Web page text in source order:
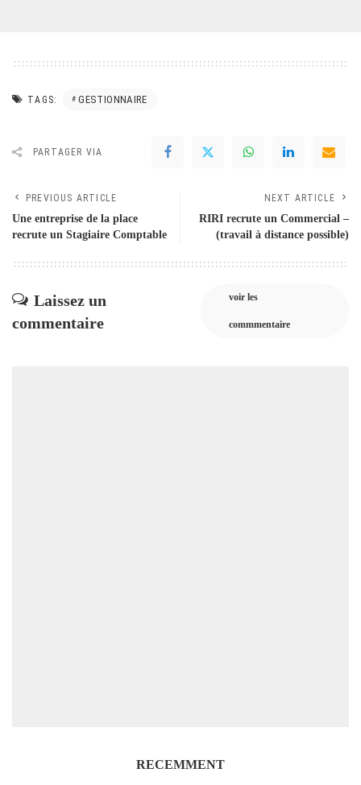
TAGS: GESTIONNAIRE
PARTAGER VIA
PREVIOUS ARTICLE
Une entreprise de la place
recrute un Stagiaire Comptable
NEXT ARTICLE
RIRI recrute un Commercial –
(travail à distance possible)
Laissez un
commentaire
voir les
commmentaire
RECEMMENT